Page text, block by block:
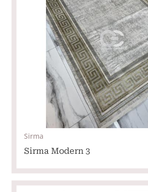
Sirma
Sirma Modern 3